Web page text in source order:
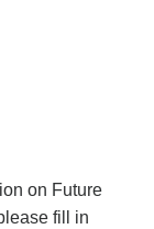
on Future
fill in